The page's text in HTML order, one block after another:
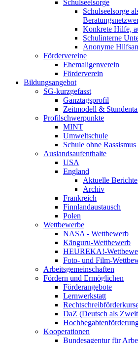
Schulseelsorge
Schulseelsorge
Konkrete Hilfe,
Schulinterne
Anonyme
Fördervereine
Ehemaligenverein
Förderverein
Bildungsangebot
SG-kurzgefasst
Ganztagsprofil
Zeitmodell &
Profilschwerpunkte
MINT
Umweltschule
Schule ohne Rassismus
Auslandsaufenthalte
USA
England
Aktuelle Berichte
Archiv
Frankreich
Finnlandaustausch
Polen
Wettbewerbe
NASA - Wettbewerb
Känguru-Wettbewerb
HEUREKA!-
Foto- und Film-
Arbeitsgemeinschaften
Fördern und Ermöglichen
Förderangebote
Lernwerkstatt
DaZ (Deutsch als
Kooperationen
Bundesagentur für